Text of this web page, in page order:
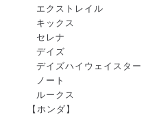
エクストレイル
キックス
セレナ
デイズ
デイズハイウェイスター
ノート
ルークス
【ホンダ】